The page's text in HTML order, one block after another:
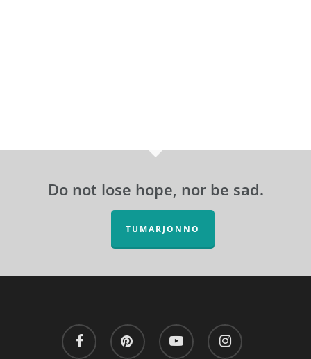
Do not lose hope, nor be sad.
TUMARJONNO
facebook pinterest youtube instagram